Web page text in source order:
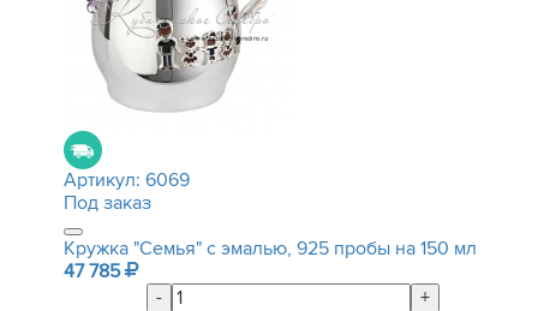
Артикул: 6069
Под заказ
Кружка "Семья" с эмалью, 925 пробы на 150 мл
47 785
-
+